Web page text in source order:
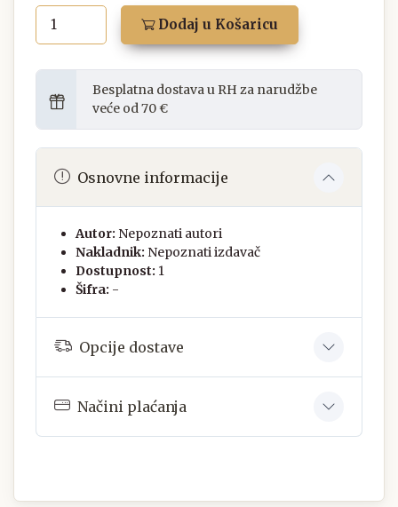
Dodaj u Košaricu
Besplatna dostava u RH za narudžbe
veće od 70 €
Osnovne informacije
Autor: Nepoznati autori
Nakladnik: Nepoznati izdavač
Dostupnost: 1
Šifra: -
Opcije dostave
Načini plaćanja